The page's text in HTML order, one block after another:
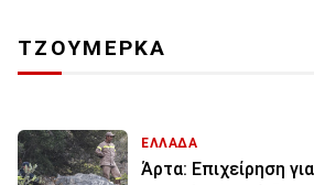
ΤΖΟΥΜΕΡΚΑ
ΕΛΛΑΔΑ
Άρτα: Επιχείρηση